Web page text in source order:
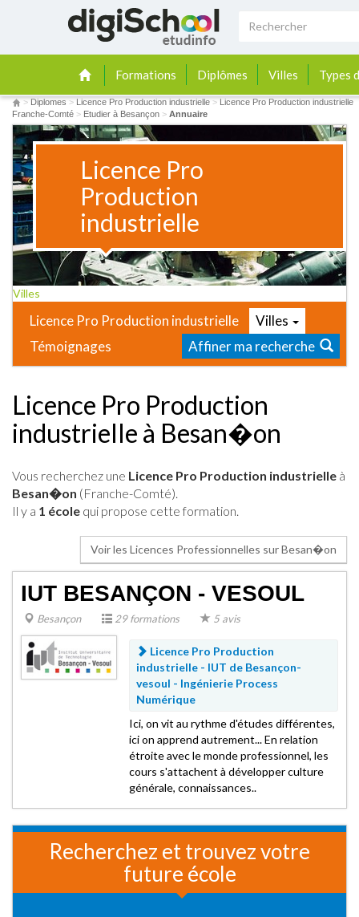
Formations Diplômes Villes Types
> Diplomes > Licence Pro Production industrielle > Licence Pro Production industrielle
Franche-Comté > Etudier à Besançon > Annuaire
Licence Pro
Production
industrielle
Villes
Licence Pro Production industrielle
Villes
Témoignages
Affiner ma recherche
Licence Pro Production
industrielle à Besan�on
Vous recherchez une Licence Pro Production industrielle à
Besan�on (Franche-Comté).
Il y a 1 école qui propose cette formation.
Voir les Licences Professionnelles sur Besan�on
IUT BESANÇON - VESOUL
Besançon 29 formations 5 avis
Licence Pro Production
industrielle - IUT de Besançon-
vesoul - Ingénierie Process
Numérique
Ici, on vit au rythme d'études différentes,
ici on apprend autrement... En relation
étroite avec le monde professionnel, les
cours s'attachent à développer culture
générale, connaissances..
Recherchez et trouvez votre
future école